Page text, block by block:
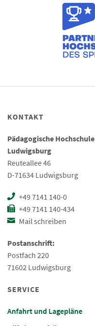
KONTAKT
Pädagogische Hochschule
Ludwigsburg
Reuteallee 46
D-71634 Ludwigsburg
+49 7141 140-0
+49 7141 140-434
Mail schreiben
Postanschrift:
Postfach 220
71602 Ludwigsburg
SERVICE
Anfahrt und Lagepläne